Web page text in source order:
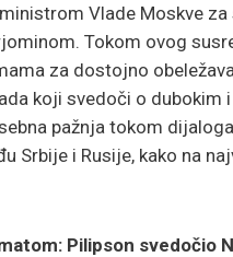
Vlade Moskve
Tokom ovog
za dostojno
koji svedoči o
pažnja tokom
Srbije i Rusije, kako na
Pilipson svedočio